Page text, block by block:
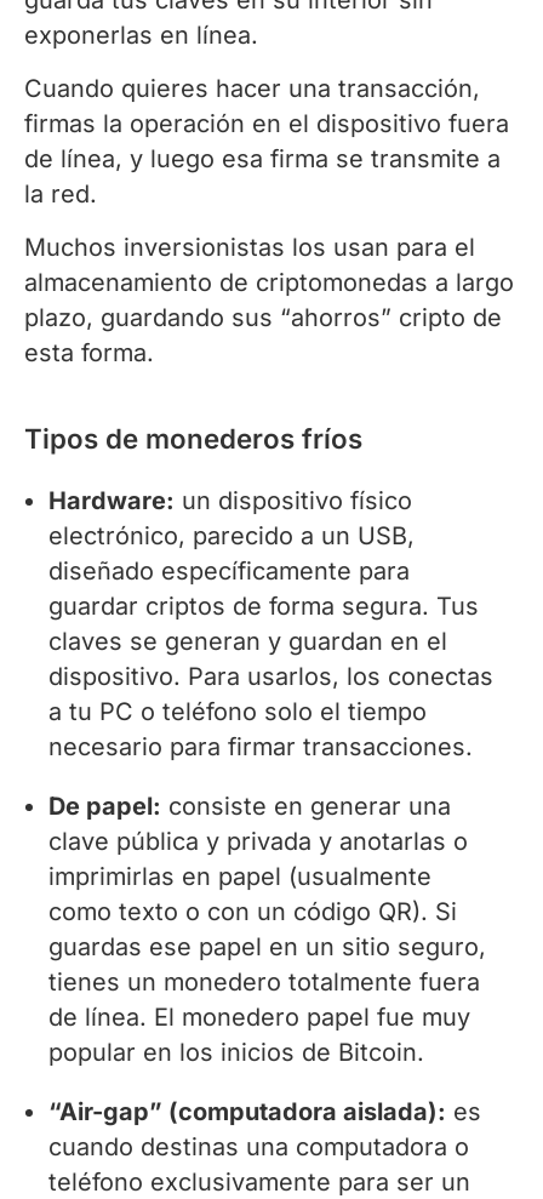
exponerlas en línea.
Cuando quieres hacer una transacción,
firmas la operación en el dispositivo fuera
de línea, y luego esa firma se transmite a
la red.
Muchos inversionistas los usan para el
almacenamiento de criptomonedas a largo
plazo, guardando sus “ahorros” cripto de
esta forma.
Tipos de monederos fríos
Hardware: un dispositivo físico
electrónico, parecido a un USB,
diseñado específicamente para
guardar criptos de forma segura. Tus
claves se generan y guardan en el
dispositivo. Para usarlos, los conectas
a tu PC o teléfono solo el tiempo
necesario para firmar transacciones.
De papel: consiste en generar una
clave pública y privada y anotarlas o
imprimirlas en papel (usualmente
como texto o con un código QR). Si
guardas ese papel en un sitio seguro,
tienes un monedero totalmente fuera
de línea. El monedero papel fue muy
popular en los inicios de Bitcoin.
“Air-gap” (computadora aislada): es
cuando destinas una computadora o
teléfono exclusivamente para ser un